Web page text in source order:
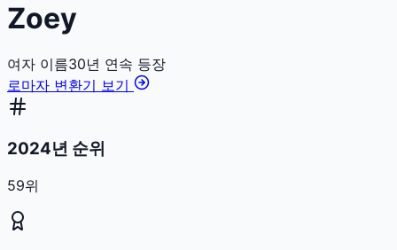
Zoey
여자 이름30년 연속 등장
로마자 변환기 보기
2024년 순위
59위